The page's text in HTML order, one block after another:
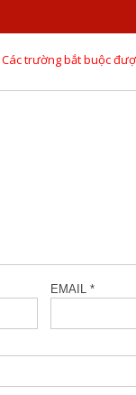
Các trường bắt buộc
EMAIL *